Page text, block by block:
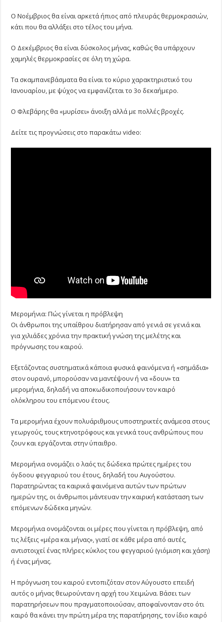
Ο Νοέμβριος θα είναι αρκετά ήπιος από πλευράς θερμοκρασιών,
κάτι που θα αλλάξει στο τέλος του μήνα.
Ο Δεκέμβριος θα είναι δύσκολος μήνας, καθώς θα υπάρχουν
χαμηλές θερμοκρασίες σε όλη τη χώρα.
Τα σκαμπανεβάσματα θα είναι το κύριο χαρακτηριστικό του
Ιανουαρίου, με ψύχος να εμφανίζεται το 3ο δεκαήμερο.
Ο Φλεβάρης θα «μυρίσει» άνοιξη αλλά με πολλές βροχές.
Δείτε τις προγνώσεις στο παρακάτω video:
Μερομήνια: Πώς γίνεται η πρόβλεψη
Οι άνθρωποι της υπαίθρου διατήρησαν από γενιά σε γενιά και
για χιλιάδες χρόνια την πρακτική γνώση της μελέτης και
πρόγνωσης του καιρού.
Εξετάζοντας συστηματικά κάποια φυσικά φαινόμενα ή «σημάδια»
στον ουρανό, μπορούσαν να μαντέψουν ή να «δουν» τα
μερομήνια, δηλαδή να αποκωδικοποιήσουν τον καιρό
ολόκληρου του επόμενου έτους.
Τα μερομήνια έχουν πολυάριθμους υποστηρικτές ανάμεσα στους
γεωργούς, τους κτηνοτρόφους και γενικά τους ανθρώπους που
ζουν και εργάζονται στην ύπαιθρο.
Μερομήνια ονομάζει ο λαός τις δώδεκα πρώτες ημέρες του
όγδοου φεγγαριού του έτους, δηλαδή του Αυγούστου.
Παρατηρώντας τα καιρικά φαινόμενα αυτών των πρώτων
ημερών της, οι άνθρωποι μάντευαν την καιρική κατάσταση των
επόμενων δώδεκα μηνών.
Μερομήνια ονομάζονται οι μέρες που γίνεται η πρόβλεψη, από
τις λέξεις «μέρα και μήνας», γιατί σε κάθε μέρα από αυτές,
αντιστοιχεί ένας πλήρες κύκλος του φεγγαριού (γιόμιση και χάση)
ή ένας μήνας.
Η πρόγνωση του καιρού εντοπιζόταν στον Αύγουστο επειδή
αυτός ο μήνας θεωρούνταν η αρχή του Χειμώνα. Βάσει των
παρατηρήσεων που πραγματοποιούσαν, αποφαίνονταν στο ότι
καιρό θα κάνει την πρώτη μέρα της παρατήρησης, τον ίδιο καιρό